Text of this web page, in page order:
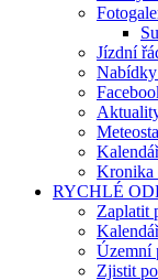
Jízdní
Nabídky
Kronika
RYCHLÉ
Zaplatit
Územní
Zjistit